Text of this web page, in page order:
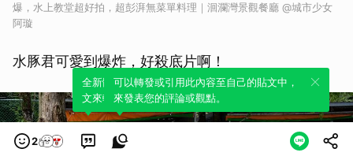
爆，水上教堂超好拍，超彭湃無菜單料理｜洄瀾灣景觀餐廳 @城市少女
阿璇
水豚君可愛到爆炸，好殺底片啊！
2
全新體驗！一鍵引用此內容，透過發布貼
文來輕鬆表達個人立場。
可以轉發或引用此內容至自己的貼文中，
來發表您的評論或觀點。